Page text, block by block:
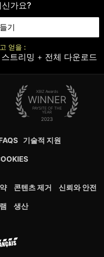
가요?
얻을 :
트리밍 + 전체 다운로드
기
XBIZ Awards
WINNER
PAYSITE OF THE
YEAR
2023
기술적 지원
약 콘텐츠 제거
신뢰와 안전
생산